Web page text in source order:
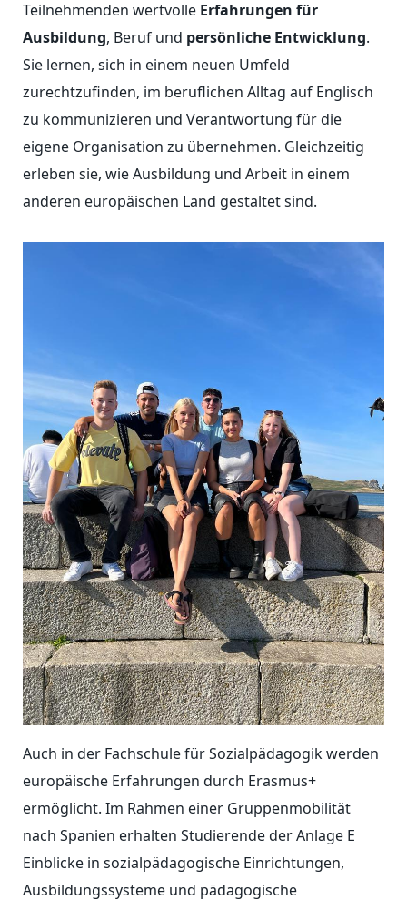
Teilnehmenden wertvolle Erfahrungen für
Ausbildung, Beruf und persönliche Entwicklung.
Sie lernen, sich in einem neuen Umfeld
zurechtzufinden, im beruflichen Alltag auf Englisch
zu kommunizieren und Verantwortung für die
eigene Organisation zu übernehmen. Gleichzeitig
erleben sie, wie Ausbildung und Arbeit in einem
anderen europäischen Land gestaltet sind.
Auch in der Fachschule für Sozialpädagogik werden
europäische Erfahrungen durch Erasmus+
ermöglicht. Im Rahmen einer Gruppenmobilität
nach Spanien erhalten Studierende der Anlage E
Einblicke in sozialpädagogische Einrichtungen,
Ausbildungssysteme und pädagogische